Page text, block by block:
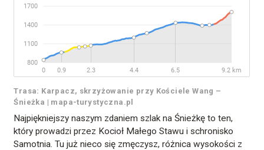
Trasa: Karpacz, skrzyżowanie przy Kościele Wang –
Śnieżka | mapa-turystyczna.pl
Najpiękniejszy naszym zdaniem szlak na Śnieżkę to ten,
który prowadzi przez Kocioł Małego Stawu i schronisko
Samotnia. Tu już nieco się zmęczysz, różnica wysokości z